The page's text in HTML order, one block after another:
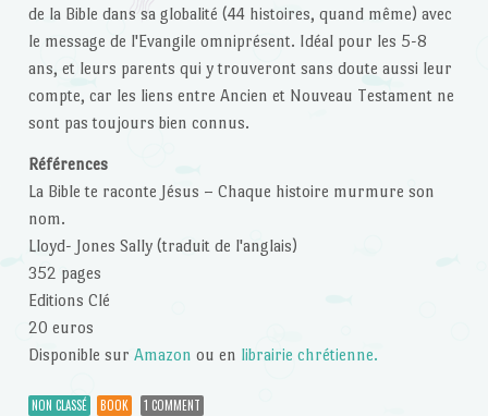
de la Bible dans sa globalité (44 histoires, quand même) avec
le message de l'Evangile omniprésent. Idéal pour les 5-8
ans, et leurs parents qui y trouveront sans doute aussi leur
compte, car les liens entre Ancien et Nouveau Testament ne
sont pas toujours bien connus.
Références
La Bible te raconte Jésus – Chaque histoire murmure son
nom.
Lloyd- Jones Sally (traduit de l'anglais)
352 pages
Editions Clé
20 euros
Disponible sur Amazon ou en librairie chrétienne.
NON CLASSÉ BOOK 1 COMMENT